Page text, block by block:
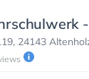
24143